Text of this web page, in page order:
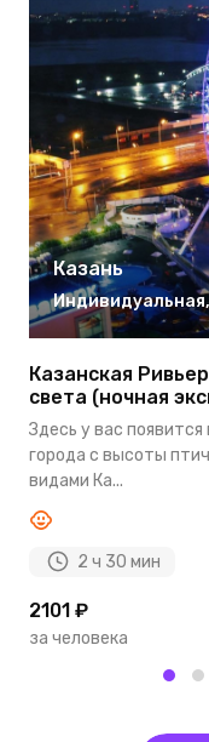
Казань
Индивидуальная,
Казанская
света (ночная
Здесь у вас
города с высоты
видами Ка...
2 ч 30 мин
2101 ₽
за человека